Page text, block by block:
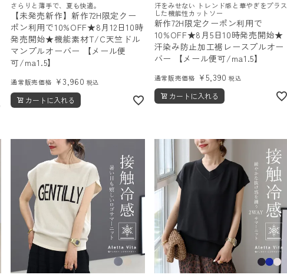
さらりと薄手で、夏も快適。
【未発売新作】新作72H限定クー
ポン利用で10%OFF★8月12日10時
発売開始★機能素材T/C天竺ドル
マンプルオーバー 【メール便
可/ma1.5】
通常販売価格 ¥3,960 税込
カートに入れる
汗をみせない トレンド感と華やぎをプラス
した機能性カットソー
新作72H限定クーポン利用で
10%OFF★8月5日10時発売開始★
汗染み防止加工裾レースプルオー
バー 【メール便可/ma1.5】
通常販売価格 ¥5,390 税込
カートに入れる